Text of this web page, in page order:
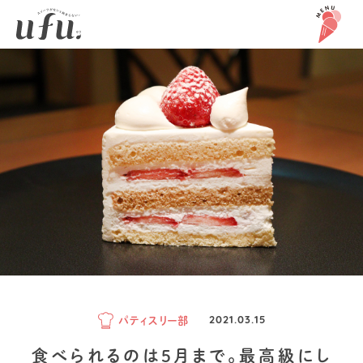
パティスリー部 2021.03.15
食べられるのは5月まで。最高級にし